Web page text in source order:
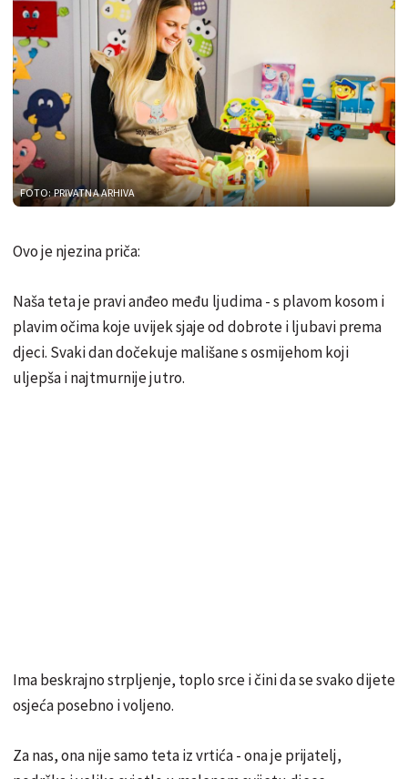
FOTO: PRIVATNA ARHIVA
Ovo je njezina priča:
Naša teta je pravi anđeo među ljudima - s plavom kosom i
plavim očima koje uvijek sjaje od dobrote i ljubavi prema
djeci. Svaki dan dočekuje mališane s osmijehom koji
uljepša i najtmurnije jutro.
Ima beskrajno strpljenje, toplo srce i čini da se svako dijete
osjeća posebno i voljeno.
Za nas, ona nije samo teta iz vrtića - ona je prijatelj,